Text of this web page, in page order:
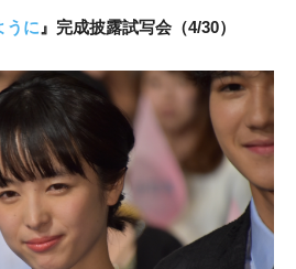
うに 』完成披露試写会（4/30）